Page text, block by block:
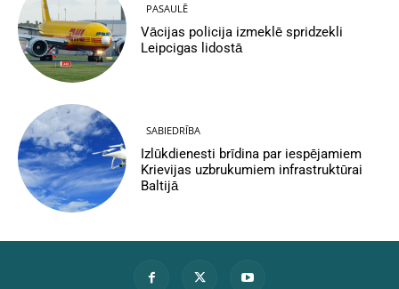
PASAULĒ
Vācijas policija izmeklē spridzekli
Leipcigas lidostā
SABIEDRĪBA
Izlūkdienesti brīdina par iespējamiem
Krievijas uzbrukumiem infrastruktūrai
Baltijā